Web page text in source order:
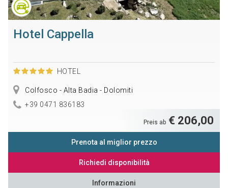
Hotel Cappella
HOTEL
Colfosco - Alta Badia - Dolomiti
+39 0471 836183
Preis ab € 206,00
Prenota al miglior prezzo
Richiedi disponibilità
Informazioni